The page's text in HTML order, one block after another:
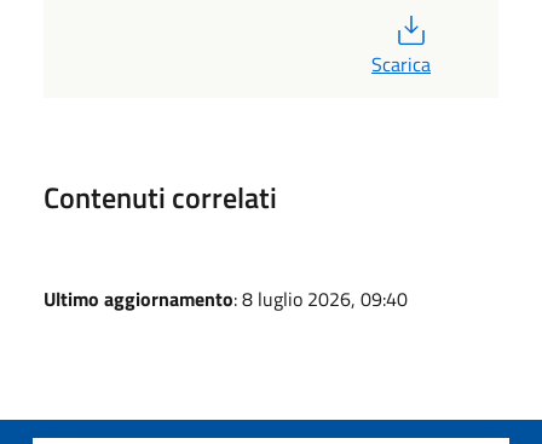
Scarica
Contenuti correlati
Ultimo aggiornamento: 8 luglio 2026, 09:40